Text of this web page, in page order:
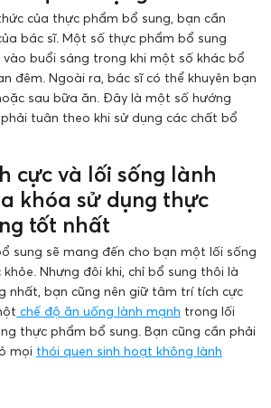
của thực phẩm bổ sung, bạn cần
bác sĩ. Một số thực phẩm bổ sung
buổi sáng trong khi một số khác bổ
đêm. Ngoài ra, bác sĩ có thể khuyên bạn
sau bữa ăn. Đây là một số hướng
tuân theo khi sử dụng các chất bổ
cực và lối sống lành
khóa sử dụng thực
tốt nhất
sung sẽ mang đến cho bạn một lối sống
Nhưng đôi khi, chỉ bổ sung thôi là
nhất, bạn cũng nên giữ tâm trí tích cực
chế độ ăn uống lành mạnh trong lối
thực phẩm bổ sung. Bạn cũng cần phải
mọi thói quen sinh hoạt không lành